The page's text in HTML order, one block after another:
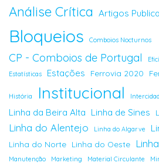
Análise Crítica Artigos
Bloqueios Comboios Nocturnos
CP - Comboios de Portugal
Estatísticas Estações Ferrovia 2020
História Institucional
Linha da Beira Alta Linha de Sines
Linha do Alentejo Linha do Algarve
Linha do Norte Linha do Oeste
Manutenção Marketing Material Circulante